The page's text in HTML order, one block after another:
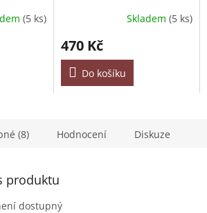
(5 ks) Skladem (5 ks)
470 Kč
Do košíku
(8) Hodnocení Diskuze
produktu
dostupný